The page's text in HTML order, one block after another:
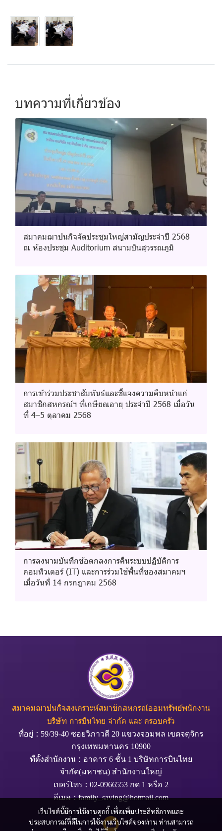
บทความที่เกี่ยวข้อง
สมาคมฌาปนกิจจัดประชุมใหญ่สามัญประจำปี 2568
ณ ห้องประชุม Auditorium สนามบินสุวรรณภูมิ
การเข้าร่วมประชาสัมพันธ์และชี้แจงความคืบหน้าแก่
สมาชิกสหกรณ์ฯ ที่เกษียณอายุ ประจำปี 2568 เมื่อวัน
ที่ 4–5 ตุลาคม 2568
การลงนามบันทึกข้อตกลงการคืนระบบปฏิบัติการ
คอมพิวเตอร์ (IT) และการร่วมใช้พื้นที่ของสมาคมฯ
เมื่อวันที่ 14 กรกฎาคม 2568
เว็บไซต์นี้มีการใช้งานคุกกี้ เพื่อเพิ่มประสิทธิภาพและ
ประสบการณ์ที่ดีในการใช้งานเว็บไซต์ของท่าน ท่านสามารถ
สมาคมฌาปนกิจสงเคราะห์สมาชิกสหกรณ์ออมทรัพย์พนักงาน
บริษัท การบินไทย จำกัด และ ครอบครัว
ที่อยู่ : 59/39-40 ซอยวิภาวดี 20 แขวงจอมพล เขตจตุจักร
กรุงเทพมหานคร 10900
ที่ตั้งสำนักงาน : อาคาร 6 ชั้น 1 บริษัทการบินไทย
จำกัด(มหาชน) สำนักงานใหญ่
เบอร์โทร : 02-0966553 กด 1 หรือ 2
อีเมล :family_saving@hotmail.com